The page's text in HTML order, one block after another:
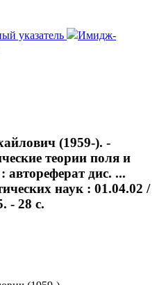
указатель
Имидж-
(1959-). -
теории поля и
автореферат дис. ...
наук : 01.04.02 /
- 28 с.